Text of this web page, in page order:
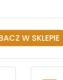
W SKLEPIE